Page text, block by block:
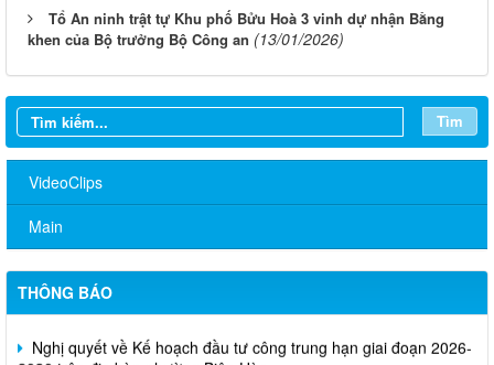
Tổ An ninh trật tự Khu phố Bửu Hoà 3 vinh dự nhận Bằng
khen của Bộ trưởng Bộ Công an (13/01/2026)
Tìm
VideoClips
Main
THÔNG BÁO
nhiệm vụ đồ án quy hoạch phân khu đô thị tỷ lệ 1/2.000 phường
Biên Hòa, thành phố Đồng Nai
chức vòng 1; triệu tập thí sinh tham dự vòng 2 kỳ thi tuyển dụng
viên chức Trung tâm Dịch vụ tổng hợp phường Biên Hòa
THÔNG BÁO THÔNG TIN TUYỂN DỤNG LAO ĐỘNG THÁNG
8 NĂM 2026
Nghị quyết về Kế hoạch đầu tư công trung hạn giai đoạn 2026-
2030 trên địa bàn phường Biên Hòa